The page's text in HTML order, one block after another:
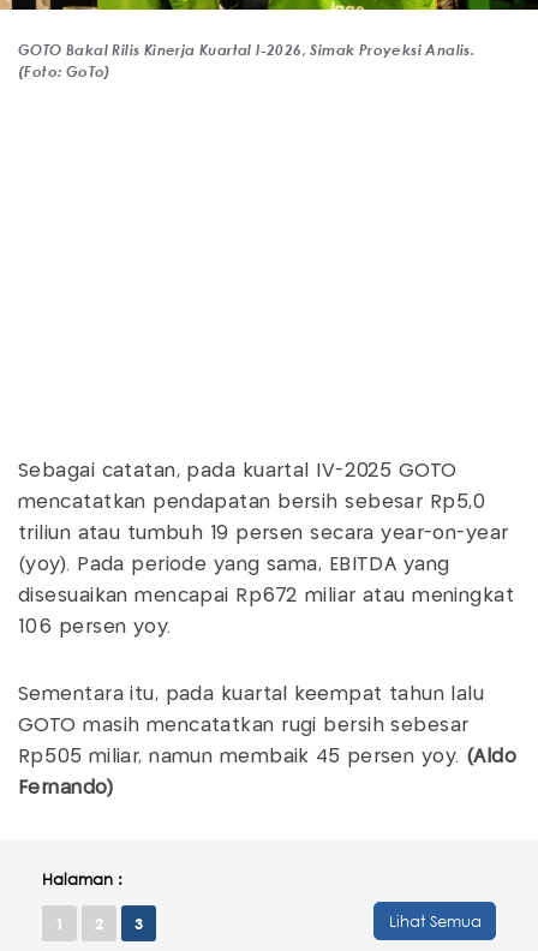
GOTO Bakal Rilis Kinerja Kuartal I-2026, Simak Proyeksi Analis.
(Foto: GoTo)
Sebagai catatan, pada kuartal IV-2025 GOTO
mencatatkan pendapatan bersih sebesar Rp5,0
triliun atau tumbuh 19 persen secara year-on-year
(yoy). Pada periode yang sama, EBITDA yang
disesuaikan mencapai Rp672 miliar atau meningkat
106 persen yoy.
Sementara itu, pada kuartal keempat tahun lalu
GOTO masih mencatatkan rugi bersih sebesar
Rp505 miliar, namun membaik 45 persen yoy. (Aldo
Fernando)
Halaman :
1 2 3 Lihat Semua